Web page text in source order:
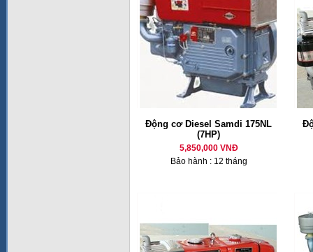
Động cơ Diesel Samdi 175NL
(7HP)
5,850,000 VNĐ
Bảo hành : 12 tháng